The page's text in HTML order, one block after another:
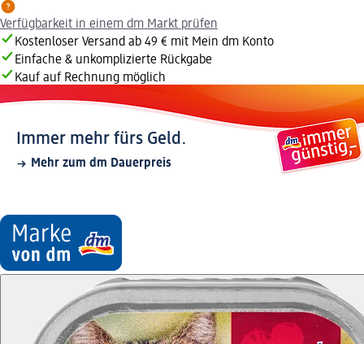
Verfügbarkeit in einem dm Markt prüfen
Kostenloser Versand ab 49 € mit Mein dm Konto
Einfache & unkomplizierte Rückgabe
Kauf auf Rechnung möglich
Immer mehr fürs Geld.
Mehr zum dm Dauerpreis